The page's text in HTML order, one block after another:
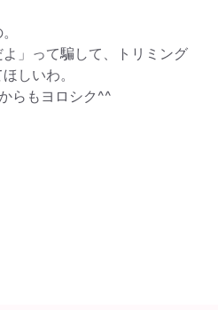
」って騙して、トリミング
しいわ。
らもヨロシク^^